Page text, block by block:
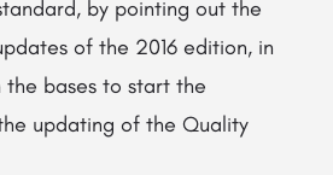
by pointing out the
of the 2016 edition, in
bases to start the
updating of the Quality